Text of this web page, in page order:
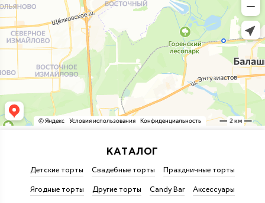
КАТАЛОГ
Детские торты Свадебные торты
Праздничные торты
Ягодные торты
Другие торты Candy Bar
Аксессуары